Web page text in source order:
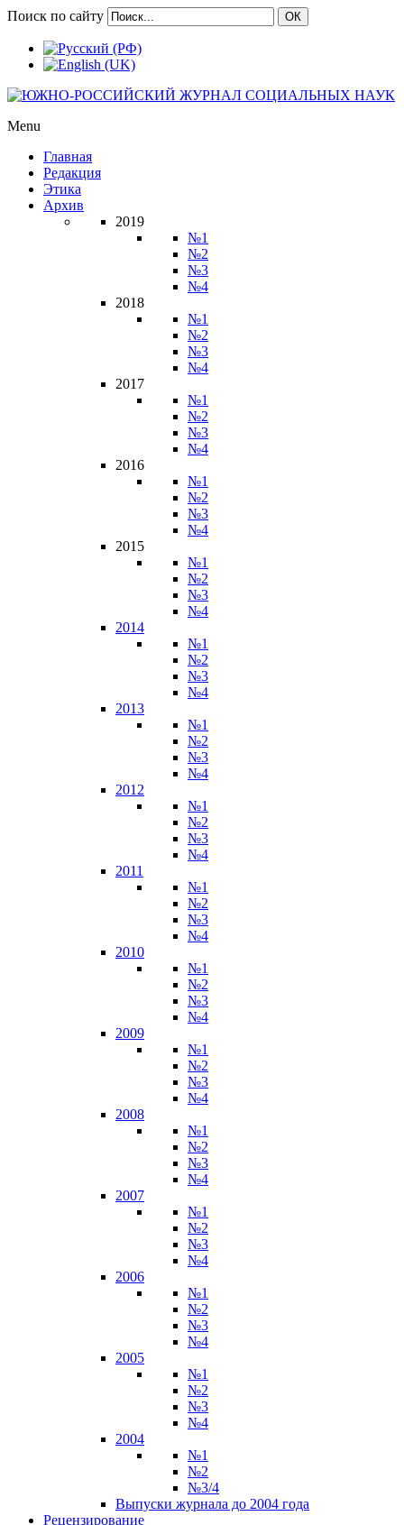
Поиск по сайту ОК
Menu
Главная
Редакция
Этика
Архив
2019
№1
№2
№3
№4
2018
№1
№2
№3
№4
2017
№1
№2
№3
№4
2016
№1
№2
№3
№4
2015
№1
№2
№3
№4
2014
№1
№2
№3
№4
2013
№1
№2
№3
№4
2012
№1
№2
№3
№4
2011
№1
№2
№3
№4
2010
№1
№2
№3
№4
2009
№1
№2
№3
№4
2008
№1
№2
№3
№4
2007
№1
№2
№3
№4
2006
№1
№2
№3
№4
2005
№1
№2
№3
№4
2004
№1
№2
№3/4
Выпуски журнала до 2004 года
Рецензирование